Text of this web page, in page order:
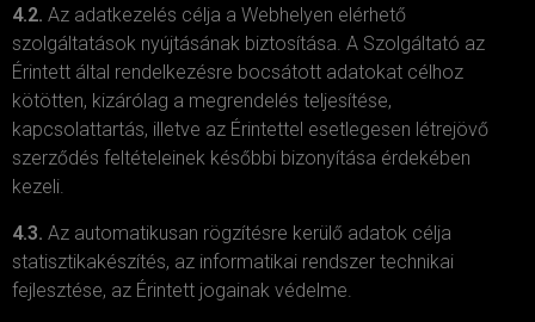
4.2. Az adatkezelés célja a Webhelyen elérhető
szolgáltatások nyújtásának biztosítása. A Szolgáltató az
Érintett által rendelkezésre bocsátott adatokat célhoz
kötötten, kizárólag a megrendelés teljesítése,
kapcsolattartás, illetve az Érintettel esetlegesen létrejövő
szerződés feltételeinek későbbi bizonyítása érdekében
kezeli.
4.3. Az automatikusan rögzítésre kerülő adatok célja
statisztikakészítés, az informatikai rendszer technikai
fejlesztése, az Érintett jogainak védelme.